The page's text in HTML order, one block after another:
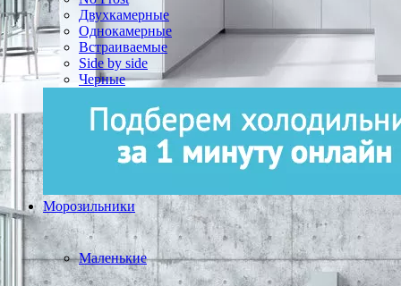
Двухкамерные
Однокамерные
Встраиваемые
Side by side
Черные
Морозильники
Маленькие